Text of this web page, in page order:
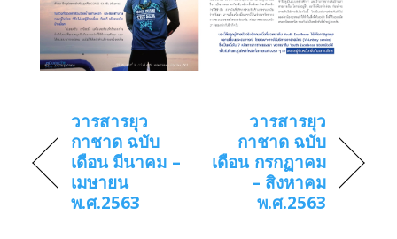
วารสารยุว
กาชาด ฉบับ
เดือน มีนาคม –
เมษายน
พ.ศ.2563
วารสารยุว
กาชาด ฉบับ
เดือน กรกฏาคม
– สิงหาคม
พ.ศ.2563